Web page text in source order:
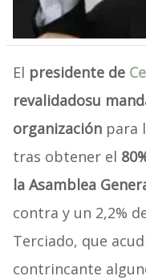
El presidente de
revalidadosu
organizaciónpara
tras obtener el
la Asamblea
contra y un 2,2%
Terciado, que
contrincante